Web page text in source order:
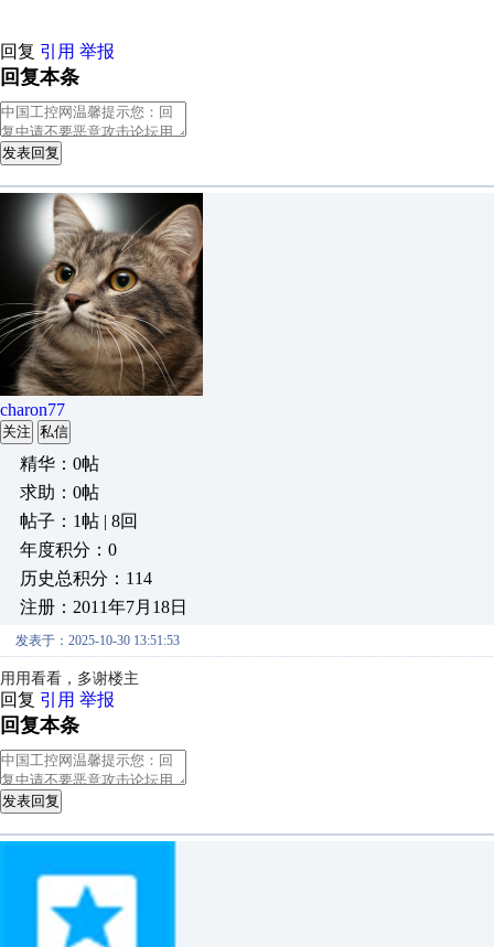
回复 引用 举报
回复本条
发表回复
charon77
关注 私信
精华：0帖
求助：0帖
帖子：1帖 | 8回
年度积分：0
历史总积分：114
注册：2011年7月18日
发表于：2025-10-30 13:51:53
用用看看，多谢楼主
回复 引用 举报
回复本条
发表回复